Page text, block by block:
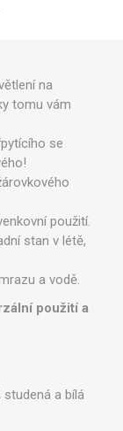
na
tomu vám
se
použití.
stan v létě,
a vodě.
použití a
studená a bílá